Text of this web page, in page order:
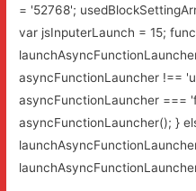
= '52768';
var jsInputerLaunch = 15;
asyncFunctionLauncher !==
asyncFunctionLauncher ===
asyncFunctionLauncher(); }